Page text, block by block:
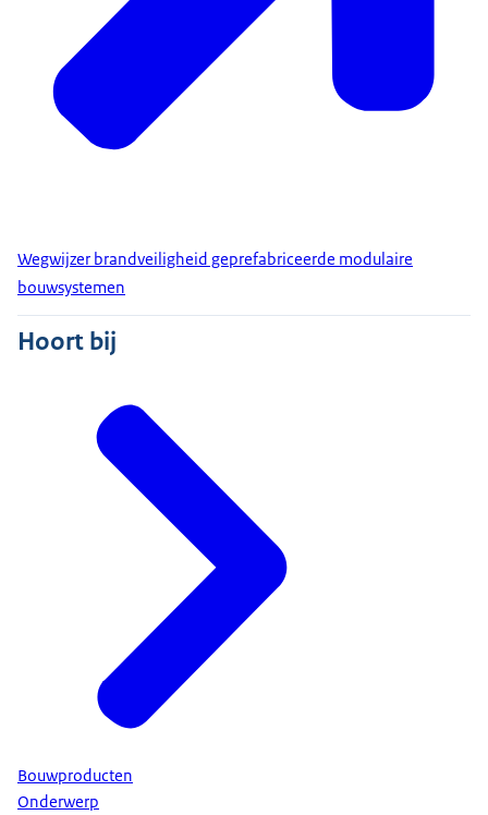
Wegwijzer brandveiligheid geprefabriceerde modulaire
bouwsystemen
Hoort bij
Bouwproducten
Onderwerp